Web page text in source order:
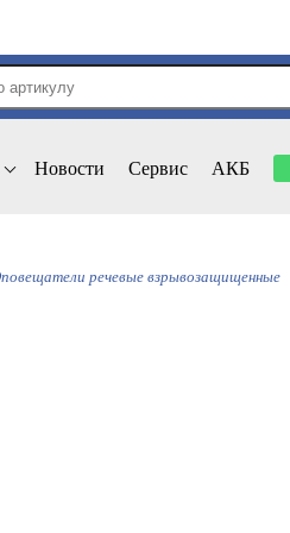
Новости Сервис АКБ
речевые взрывозащищенные